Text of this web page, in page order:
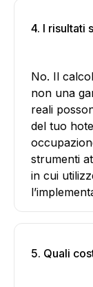
4. I risultati
No. Il
non una
reali
del tuo
strumenti
in cui
5. Quali